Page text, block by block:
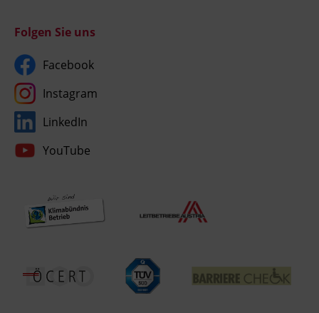
Folgen Sie uns
Facebook
Instagram
LinkedIn
YouTube